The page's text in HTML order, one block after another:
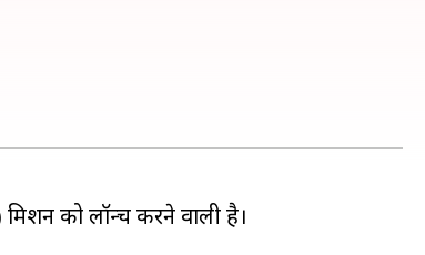
को लॉन्च करने वाली है।